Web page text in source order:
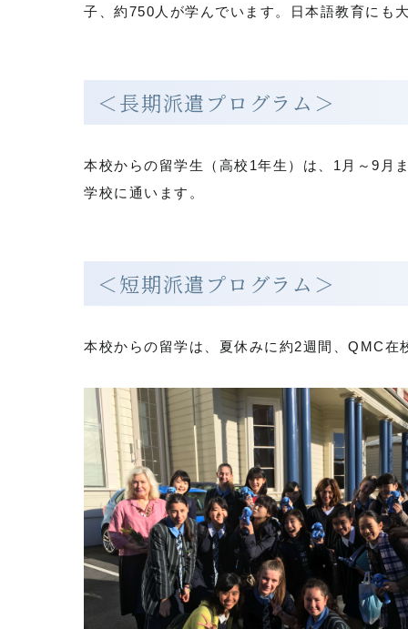
子、約750人が学んでいます。日本語教育にも
＜長期派遣プログラム＞
本校からの留学生（高校1年生）は、1月～9月
学校に通います。
＜短期派遣プログラム＞
本校からの留学は、夏休みに約2週間、QMC